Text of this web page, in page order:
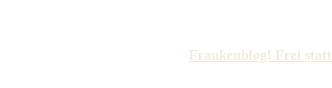
Frankenblog! Frei